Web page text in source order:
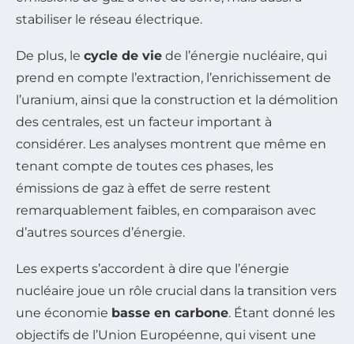
stabiliser le réseau électrique.
De plus, le cycle de vie de l’énergie nucléaire, qui
prend en compte l’extraction, l’enrichissement de
l’uranium, ainsi que la construction et la démolition
des centrales, est un facteur important à
considérer. Les analyses montrent que même en
tenant compte de toutes ces phases, les
émissions de gaz à effet de serre restent
remarquablement faibles, en comparaison avec
d’autres sources d’énergie.
Les experts s’accordent à dire que l’énergie
nucléaire joue un rôle crucial dans la transition vers
une économie basse en carbone. Étant donné les
objectifs de l’Union Européenne, qui visent une